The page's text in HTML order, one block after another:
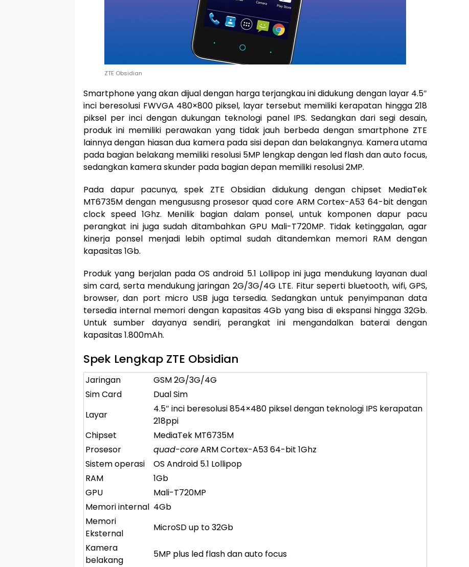
ZTE Obsidian
Smartphone yang akan dijual dengan harga terjangkau ini didukung dengan layar 4.5″
inci beresolusi FWVGA 480×800 piksel, layar tersebut memiliki kerapatan hingga 218
piksel per inci dengan dukungan teknologi panel IPS. Sedangkan dari segi desain,
produk ini memiliki perawakan yang tidak jauh berbeda dengan smartphone ZTE
lainnya dengan hiasan dua kamera pada sisi depan dan belakangnya. Kamera utama
pada bagian belakang memiliki resolusi 5MP lengkap dengan led flash dan auto focus,
sedangkan kamera skunder pada bagian depan memiliki resolusi 2MP.
Pada dapur pacunya, spek ZTE Obsidian didukung dengan chipset MediaTek
MT6735M dengan mengususng prosesor quad core ARM Cortex-A53 64-bit dengan
clock speed 1Ghz. Menilik bagian dalam ponsel, untuk komponen dapur pacu
perangkat ini juga sudah ditambahkan GPU Mali-T720MP. Tidak ketinggalan, agar
kinerja ponsel menjadi lebih optimal sudah ditandemkan memori RAM dengan
kapasitas 1Gb.
Produk yang berjalan pada OS android 5.1 Lollipop ini juga mendukung layanan dual
sim card, serta mendukung jaringan 2G/3G/4G LTE. Fitur seperti bluetooth, wifi, GPS,
browser, dan port micro USB juga tersedia. Sedangkan untuk penyimpanan data
tersedia internal memori dengan kapasitas 4Gb yang bisa di ekspansi hingga 32Gb.
Untuk sumber dayanya sendiri, perangkat ini mengandalkan baterai dengan
kapasitas 1.800mAh.
Spek Lengkap ZTE Obsidian
Jaringan
GSM 2G/3G/4G
Sim Card
Dual Sim
Layar
4.5″ inci beresolusi 854×480 piksel dengan teknologi IPS kerapatan
218ppi
Chipset
MediaTek MT6735M
Prosesor
quad-coreARM Cortex-A53 64-bit 1Ghz
Sistem operasi
OS Android 5.1 Lollipop
RAM
1Gb
GPU
Mali-T720MP
Memori internal 4Gb
Memori
Eksternal
MicroSD up to 32Gb
Kamera
belakang
5MP plus led flash dan auto focus